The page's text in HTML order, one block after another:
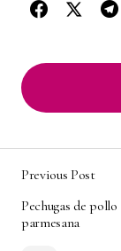
Textura y
‘Medallones
limón y
Previous Post
Pechugas de pollo
parmesana